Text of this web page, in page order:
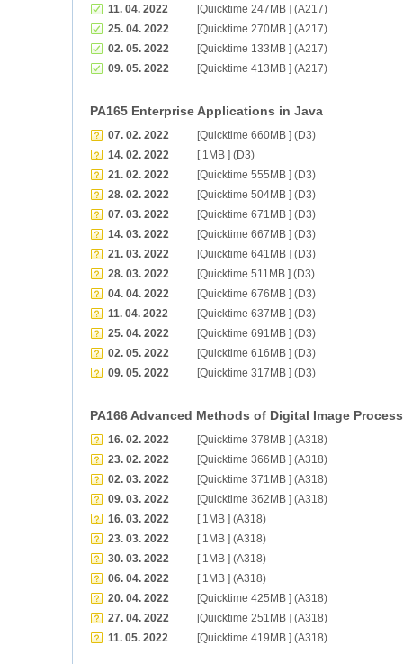
11. 04. 2022
[Quicktime 247MB ] (A217)
25. 04. 2022
[Quicktime 270MB ] (A217)
02. 05. 2022
[Quicktime 133MB ] (A217)
09. 05. 2022
[Quicktime 413MB ] (A217)
PA165 Enterprise Applications in Java
07. 02. 2022
[Quicktime 660MB ] (D3)
14. 02. 2022
[ 1MB ] (D3)
21. 02. 2022
[Quicktime 555MB ] (D3)
28. 02. 2022
[Quicktime 504MB ] (D3)
07. 03. 2022
[Quicktime 671MB ] (D3)
14. 03. 2022
[Quicktime 667MB ] (D3)
21. 03. 2022
[Quicktime 641MB ] (D3)
28. 03. 2022
[Quicktime 511MB ] (D3)
04. 04. 2022
[Quicktime 676MB ] (D3)
11. 04. 2022
[Quicktime 637MB ] (D3)
25. 04. 2022
[Quicktime 691MB ] (D3)
02. 05. 2022
[Quicktime 616MB ] (D3)
09. 05. 2022
[Quicktime 317MB ] (D3)
PA166 Advanced Methods of Digital Image
16. 02. 2022
[Quicktime 378MB ] (A318)
23. 02. 2022
[Quicktime 366MB ] (A318)
02. 03. 2022
[Quicktime 371MB ] (A318)
09. 03. 2022
[Quicktime 362MB ] (A318)
16. 03. 2022
[ 1MB ] (A318)
23. 03. 2022
[ 1MB ] (A318)
30. 03. 2022
[ 1MB ] (A318)
06. 04. 2022
[ 1MB ] (A318)
20. 04. 2022
[Quicktime 425MB ] (A318)
27. 04. 2022
[Quicktime 251MB ] (A318)
11. 05. 2022
[Quicktime 419MB ] (A318)